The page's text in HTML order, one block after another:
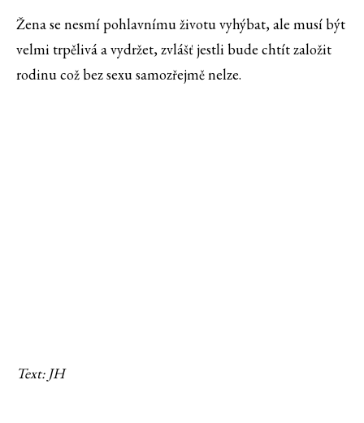
Žena se nesmí pohlavnímu životu vyhýbat, ale musí být
velmi trpělivá a vydržet, zvlášť jestli bude chtít založit
rodinu což bez sexu samozřejmě nelze.
Text: JH